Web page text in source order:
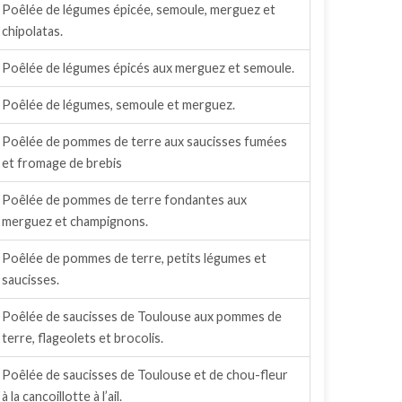
Poêlée de légumes épicée, semoule, merguez et
chipolatas.
Poêlée de légumes épicés aux merguez et semoule.
Poêlée de légumes, semoule et merguez.
Poêlée de pommes de terre aux saucisses fumées
et fromage de brebis
Poêlée de pommes de terre fondantes aux
merguez et champignons.
Poêlée de pommes de terre, petits légumes et
saucisses.
Poêlée de saucisses de Toulouse aux pommes de
terre, flageolets et brocolis.
Poêlée de saucisses de Toulouse et de chou-fleur
à la cancoillotte à l’ail.